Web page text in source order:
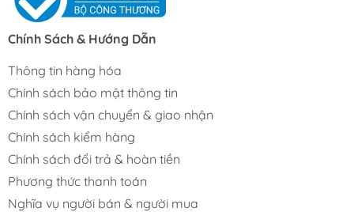
Chính Sách & Hướng Dẫn
Thông tin hàng hóa
Chính sách bảo mật thông tin
Chính sách vận chuyển & giao nhận
Chính sách kiểm hàng
Chính sách đổi trả & hoàn tiền
Phương thức thanh toán
Nghĩa vụ người bán & người mua